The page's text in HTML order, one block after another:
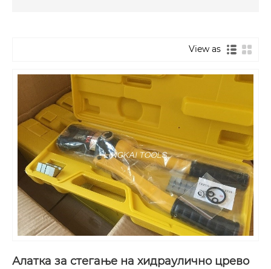
View as
Алатка за стегање на хидраулично црево